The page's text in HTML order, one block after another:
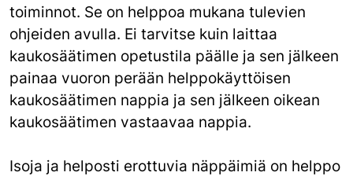
toiminnot. Se on helppoa mukana tulevien
ohjeiden avulla. Ei tarvitse kuin laittaa
kaukosäätimen opetustila päälle ja sen jälkeen
painaa vuoron perään helppokäyttöisen
kaukosäätimen nappia ja sen jälkeen oikean
kaukosäätimen vastaavaa nappia.
Isoja ja helposti erottuvia näppäimiä on helppo